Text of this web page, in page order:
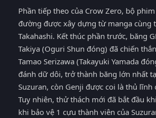
Phần tiếp theo của Crow Zero, bộ
đường được xây dựng từ manga cùng
Takahashi. Kết thúc phần trước, băng
Takiya (Oguri Shun đóng) đã chiến
Tamao Serizawa (Takayuki Yamada
đánh dữ dôi, trở thành băng lớn nhất
Suzuran, còn Genji được coi là thủ lĩnh
Tuy nhiên, thử thách mới đã bắt đầu
khi bảo vệ 1 cựu thành viên của